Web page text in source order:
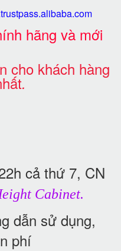
hãng và mới
cho khách hàng
.
cả thứ 7, CN
Cabinet.
dẫn sử dụng,
phí